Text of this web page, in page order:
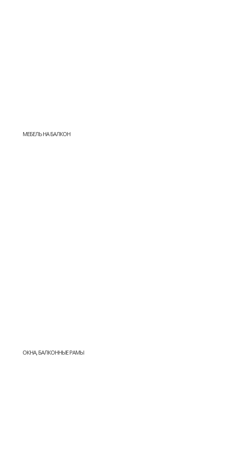
МЕБЕЛЬ НА БАЛКОН
ОКНА, БАЛКОННЫЕ РАМЫ